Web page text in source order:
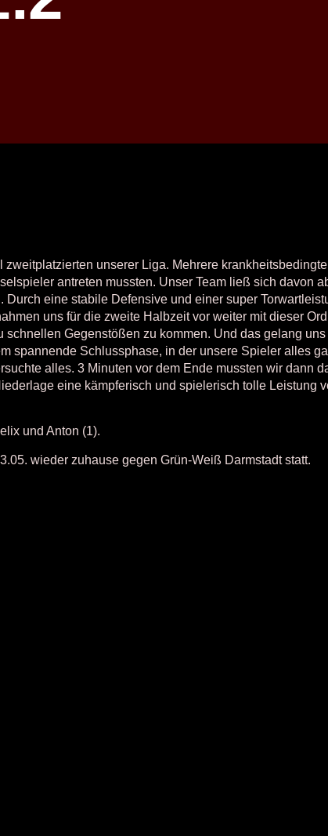
unserer Liga. Mehrere krankheitsbedingte
antreten mussten. Unser Team ließ sich davon
eine stabile Defensive und einer super
uns für die zweite Halbzeit vor weiter mit dieser
Gegenstößen zu kommen. Und das gelang uns
spannende Schlussphase, in der unsere Spieler alles
alles. 3 Minuten vor dem Ende mussten wir dann
eine kämpferisch und spielerisch tolle Leistung
und Anton (1).
wieder zuhause gegen Grün-Weiß Darmstadt statt.